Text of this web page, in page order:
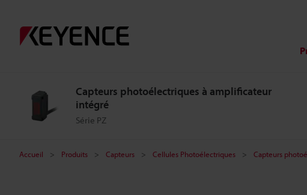
Capteurs photoélectriques à amplificateur
intégré
Série PZ
Accueil Produits Capteurs Cellules Photoélectriques Capteurs